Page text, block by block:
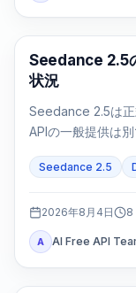
AI Video
Seedance 2.5
状況
Seedance 2.5は正
APIの一般提供は
Seedance 2.5
2026年8月4日 8
A AI Free API